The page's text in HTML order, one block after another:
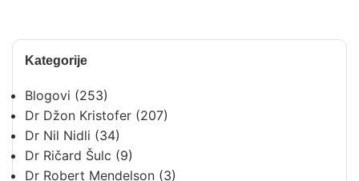
Kategorije
Blogovi (253)
Dr Džon Kristofer (207)
Dr Nil Nidli (34)
Dr Ričard Šulc (9)
Dr Robert Mendelson (3)